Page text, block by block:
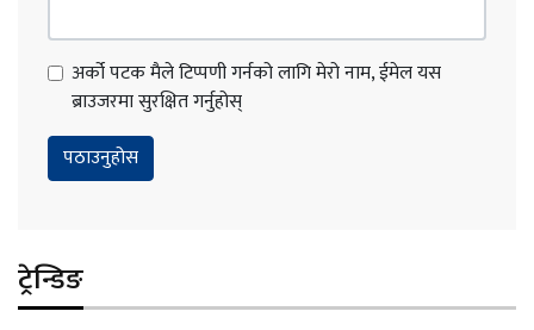
अर्को पटक मैले टिप्पणी गर्नको लागि मेरो नाम, ईमेल यस
ब्राउजरमा सुरक्षित गर्नुहोस्
ट्रेन्डिङ